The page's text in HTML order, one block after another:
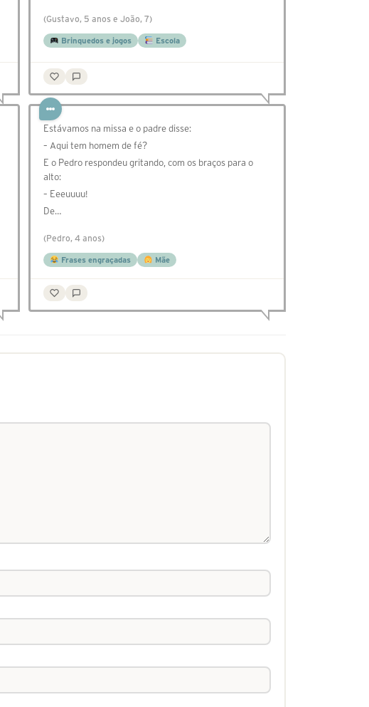
(Gustavo, 5 anos e João, 7)
Brinquedos e jogos Escola
Estávamos na missa e o padre disse:
– Aqui tem homem de fé?
E o Pedro respondeu gritando, com os braços para o
alto:
– Eeeuuuu!
De…
(Pedro, 4 anos)
Frases engraçadas Mãe